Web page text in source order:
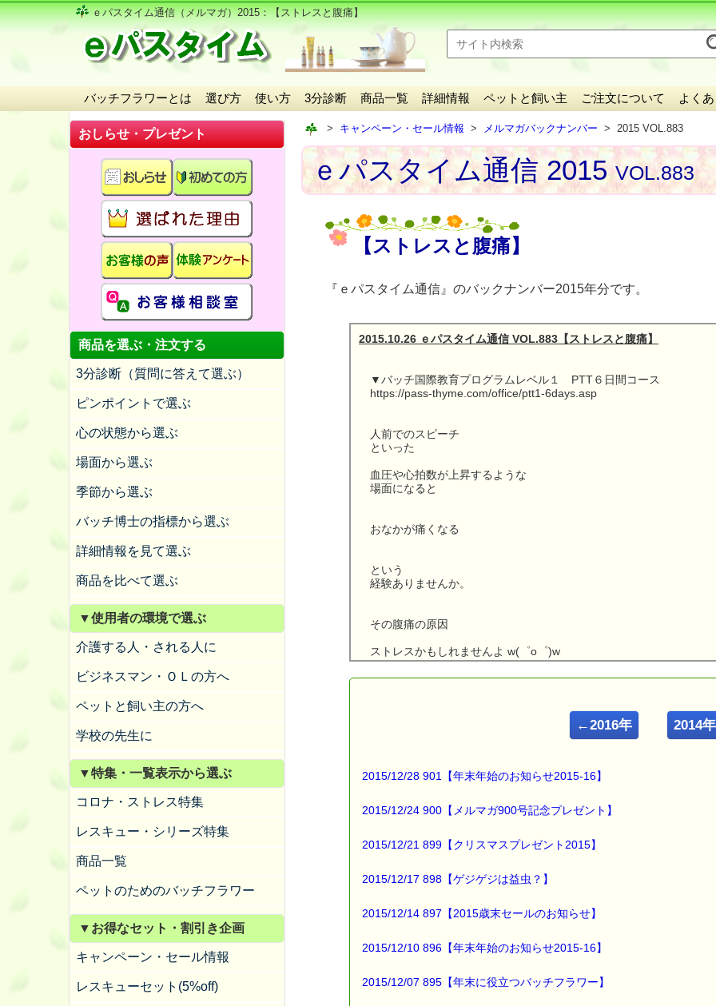
ｅパスタイム通信（メルマガ）2015：【ストレスと腹痛】
バッチフラワーとは 選び方 使い方 3分診断 商品一覧 詳細情報 ペットと飼い主 ご注文について よく
おしらせ・プレゼント
商品を選ぶ・注文する
3分診断（質問に答えて選ぶ）
ピンポイントで選ぶ
心の状態から選ぶ
場面から選ぶ
季節から選ぶ
バッチ博士の指標から選ぶ
詳細情報を見て選ぶ
商品を比べて選ぶ
▼使用者の環境で選ぶ
介護する人・される人に
ビジネスマン・ＯＬの方へ
ペットと飼い主の方へ
学校の先生に
▼特集・一覧表示から選ぶ
コロナ・ストレス特集
レスキュー・シリーズ特集
商品一覧
ペットのためのバッチフラワー
▼お得なセット・割引き企画
キャンペーン・セール情報
レスキューセット(5%off)
キャンペーン・セール情報 メルマガバックナンバー 2015 VOL.883
ｅパスタイム通信 2015VOL.883
【ストレスと腹痛】
『ｅパスタイム通信』のバックナンバー2015年分です。
2015.10.26 ｅパスタイム通信 VOL.883【ストレスと腹痛】
▼バッチ国際教育プログラムレベル１ PTT６日間コース
https://pass-thyme.com/office/ptt1-6days.asp
人前でのスピーチ
といった
血圧や心拍数が上昇するような
場面になると
おなかが痛くなる
という
経験ありませんか。
その腹痛の原因
ストレスかもしれませんよ w(゜o゜)w
━━━━━━━━━━━━━━━━━━━━━━━━━━━━━━━
━━━━━━━━━━━━━━━━━━━━━━━━━━━━━━━
人前でのスピーチや
大きなストレスになります。
このストレスが
おなかに痛みを感じることが
←2016年 2014
2015/12/28 901【年末年始のお知らせ2015-16】
2015/12/24 900【メルマガ900号記念プレゼント】
2015/12/21 899【クリスマスプレゼント2015】
2015/12/17 898【ゲジゲジは益虫？】
2015/12/14 897【2015歳末セールのお知らせ】
2015/12/10 896【年末年始のお知らせ2015-16】
2015/12/07 895【年末に役立つバッチフラワー】